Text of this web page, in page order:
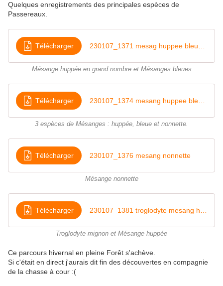
Quelques enregistrements des principales espèces de
Passereaux.
Télécharger
Mésange huppée en grand nombre et Mésanges bleues
Télécharger
3 espèces de Mésanges : huppée, bleue et nonnette.
Télécharger 230107_1376 mesang nonnette
Mésange nonnette
Télécharger
Troglodyte mignon et Mésange huppée
Ce parcours hivernal en pleine Forêt s'achève.
Si c'était en direct j'aurais dit fin des découvertes en compagnie
de la chasse à cour :(